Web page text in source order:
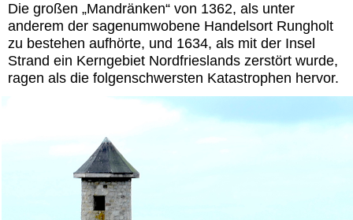
Die großen „Mandränken“ von 1362, als unter
anderem der sagenumwobene Handelsort Rungholt
zu bestehen aufhörte, und 1634, als mit der Insel
Strand ein Kerngebiet Nordfrieslands zerstört wurde,
ragen als die folgenschwersten Katastrophen hervor.